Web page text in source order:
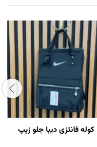
کوله فانتزی دیبا جلو‌ زیپ